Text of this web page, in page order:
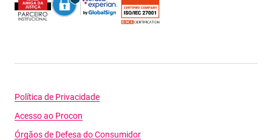
Política de Privacidade
Acesso ao Procon
Órgãos de Defesa do Consumidor